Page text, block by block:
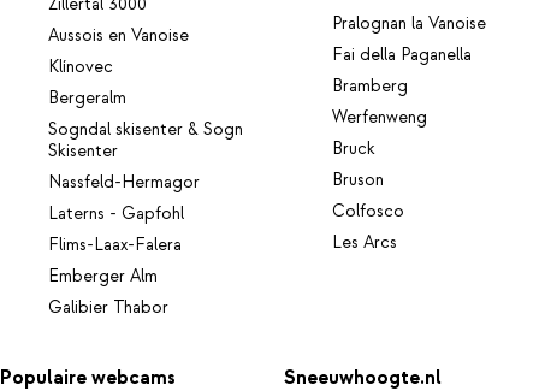
Zillertal 3000
Aussois en Vanoise
Klínovec
Bergeralm
Sogndal skisenter & Sogn
Skisenter
Nassfeld-Hermagor
Laterns - Gapfohl
Flims-Laax-Falera
Emberger Alm
Galibier Thabor
Pralognan la Vanoise
Fai della Paganella
Bramberg
Werfenweng
Bruck
Bruson
Colfosco
Les Arcs
Populaire webcams Sneeuwhoogte.nl